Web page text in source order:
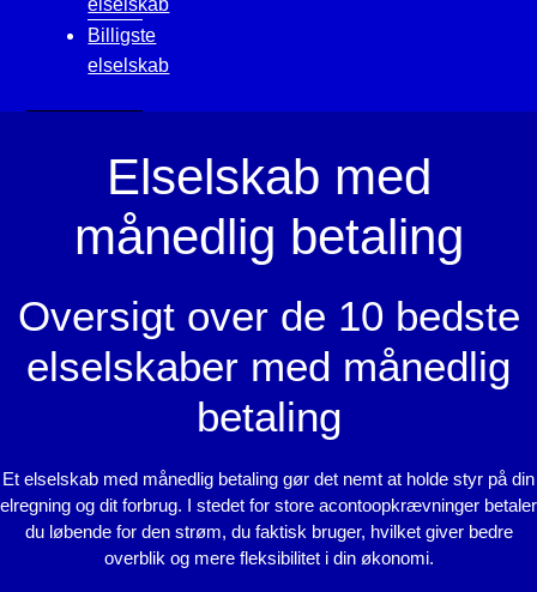
Billigste
elselskab
Elselskab med
månedlig betaling
Oversigt over de 10 bedste
elselskaber med månedlig
betaling
Et elselskab med månedlig betaling gør det nemt at holde styr på din
elregning og dit forbrug. I stedet for store acontoopkrævninger betaler
du løbende for den strøm, du faktisk bruger, hvilket giver bedre
overblik og mere fleksibilitet i din økonomi.